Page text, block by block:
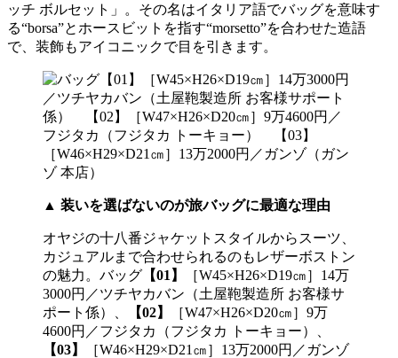
ッチ ボルセット」。その名はイタリア語でバッグを意味す
る“borsa”とホースビットを指す“morsetto”を合わせた造語
で、装飾もアイコニックで目を引きます。
▲ 装いを選ばないのが旅バッグに最適な理由
オヤジの十八番ジャケットスタイルからスーツ、
カジュアルまで合わせられるのもレザーボストン
の魅力。バッグ 【01】
［W45×H26×D19㎝］14万
3000円／ツチヤカバン（土屋鞄製造所 お客様サ
ポート係）、
【02】
［W47×H26×D20㎝］9万
4600円／フジタカ（フジタカ トーキョー）、
【03】
［W46×H29×D21㎝］13万2000円／ガンゾ